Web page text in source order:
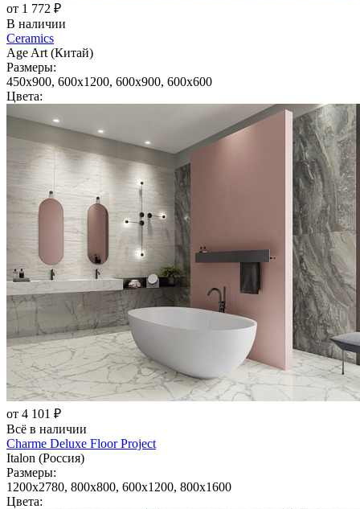
от 1 772 ₽
В наличии
Ceramics
Age Art (Китай)
Размеры:
450x900, 600x1200, 600x900, 600x600
Цвета:
от 4 101 ₽
Всё в наличии
Charme Deluxe Floor Project
Italon (Россия)
Размеры:
1200x2780, 800x800, 600x1200, 800x1600
Цвета: